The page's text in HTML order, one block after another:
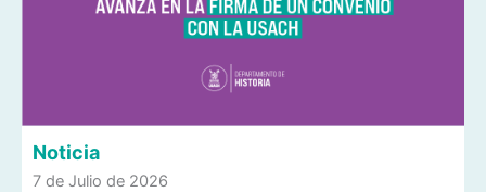
Noticia
7 de Julio de 2026